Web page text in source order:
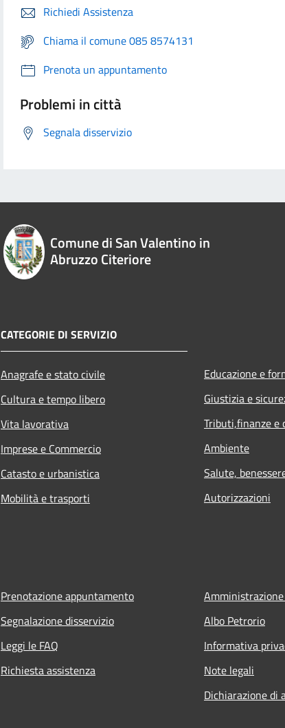
Richiedi Assistenza
Chiama il comune 085 8574131
Prenota un appuntamento
Problemi in città
Segnala disservizio
Comune di San Valentino in
Abruzzo Citeriore
CATEGORIE DI SERVIZIO
Anagrafe e stato civile
Cultura e tempo libero
Vita lavorativa
Imprese e Commercio
Catasto e urbanistica
Mobilità e trasporti
Educazione e
Giustizia e
Tributi,finanze e
Ambiente
Salute,
Autorizzazioni
Prenotazione appuntamento
Segnalazione disservizio
Leggi le FAQ
Richiesta assistenza
Albo Petrorio
Informativa
Note legali
Dichiarazione di